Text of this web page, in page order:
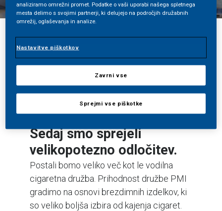
Deliti
Zgradili smo najuspešnejšo cigaretno
družbo na svetu z najbolj znanimi in
Sedaj smo sprejeli
velikopotezno odločitev.
Postali bomo veliko več kot le vodilna
cigaretna družba. Prihodnost družbe PMI
gradimo na osnovi brezdimnih izdelkov, ki
so veliko boljša izbira od kajenja cigaret.
analiziramo omrežni promet. Podatke o vaši uporabi našega spletnega
mesta delimo s svojimi partnerji, ki delujejo na področjih družabnih
omrežij, oglaševanja in analize.
Nastavitve piškotkov
Zavrni vse
Sprejmi vse piškotke